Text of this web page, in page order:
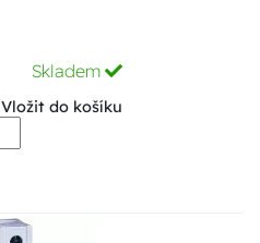
Skladem
Vložit do košíku